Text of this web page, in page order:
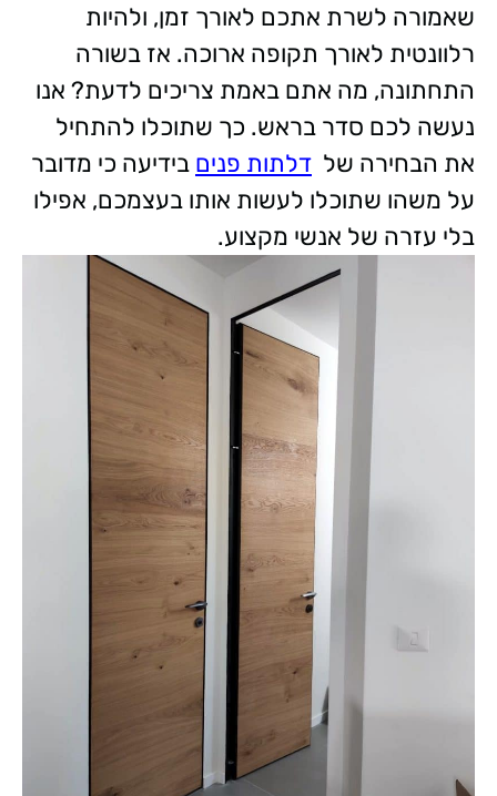
שאמורה לשרת אתכם לאורך זמן, ולהיות
רלוונטית לאורך תקופה ארוכה. אז בשורה
התחתונה, מה אתם באמת צריכים לדעת? אנו
נעשה לכם סדר בראש. כך שתוכלו להתחיל
את הבחירה של דלתות פנים בידיעה כי מדובר
על משהו שתוכלו לעשות אותו בעצמכם, אפילו
בלי עזרה של אנשי מקצוע.